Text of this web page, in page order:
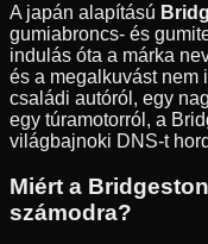
A japán alapítású
gumiabroncs- és
indulás óta a márka
és a megalkuvást nem
családi autóról, egy
egy túramotorról, a
világbajnoki DNS-t
Miért a
számodra?